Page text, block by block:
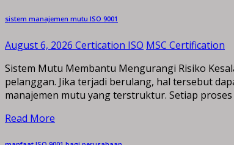
sistem manajemen mutu ISO 9001
August 6, 2026 Certication ISO MSC Certification
Sistem Mutu Membantu Mengurangi Risiko
pelanggan. Jika terjadi berulang, hal tersebut
manajemen mutu yang terstruktur. Setiap
Read More